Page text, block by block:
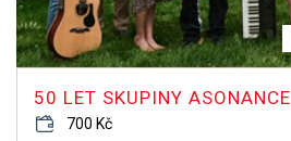
50 LET SKUPINY ASONANCE
700 Kč